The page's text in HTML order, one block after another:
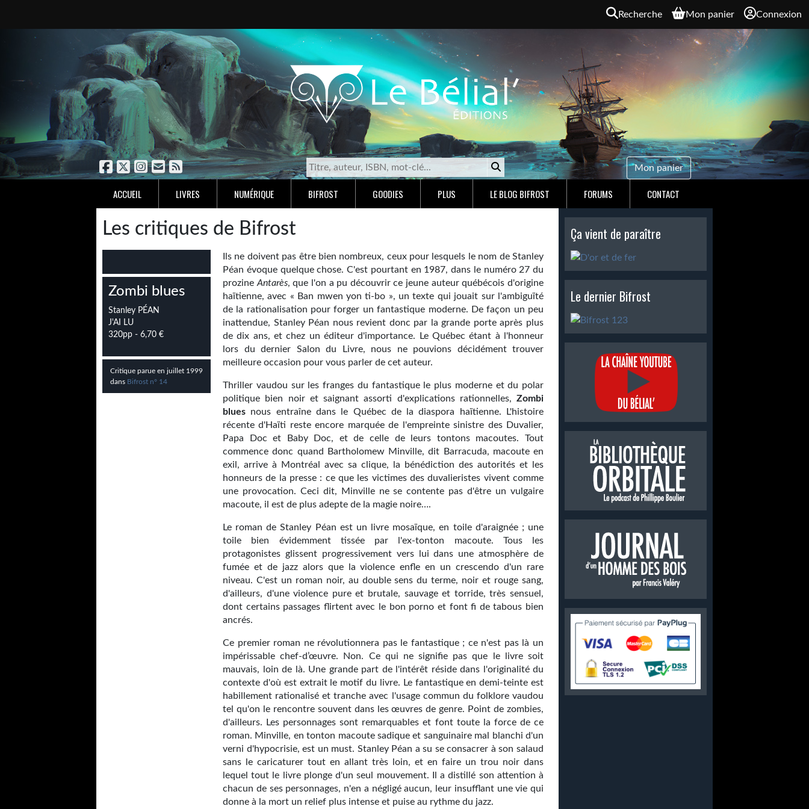
Recherche Mon panier Connexion
Mon panier
ACCUEIL LIVRES NUMÉRIQUE BIFROST GOODIES PLUS LE BLOG BIFROST FORUMS CONTACT
Les critiques de Bifrost
Zombi blues
Stanley PÉAN
J'AI LU
320pp - 6,70 €
Critique parue en juillet 1999
dans Bifrost n° 14
Ils ne doivent pas être bien nombreux, ceux pour lesquels le nom de Stanley
Péan évoque quelque chose. C'est pourtant en 1987, dans le numéro 27 du
prozine Antarès, que l'on a pu découvrir ce jeune auteur québécois d'origine
haïtienne, avec « Ban mwen yon ti-bo », un texte qui jouait sur l'ambiguïté
de la rationalisation pour forger un fantastique moderne. De façon un peu
inattendue, Stanley Péan nous revient donc par la grande porte après plus
de dix ans, et chez un éditeur d'importance. Le Québec étant à l'honneur
lors du dernier Salon du Livre, nous ne pouvions décidément trouver
meilleure occasion pour vous parler de cet auteur.
Thriller vaudou sur les franges du fantastique le plus moderne et du polar
politique bien noir et saignant assorti d'explications rationnelles, Zombi
blues nous entraîne dans le Québec de la diaspora haïtienne. L'histoire
récente d'Haïti reste encore marquée de l'empreinte sinistre des Duvalier,
Papa Doc et Baby Doc, et de celle de leurs tontons macoutes. Tout
commence donc quand Bartholomew Minville, dit Barracuda, macoute en
exil, arrive à Montréal avec sa clique, la bénédiction des autorités et les
honneurs de la presse : ce que les victimes des duvalieristes vivent comme
une provocation. Ceci dit, Minville ne se contente pas d'être un vulgaire
macoute, il est de plus adepte de la magie noire….
Le roman de Stanley Péan est un livre mosaïque, en toile d'araignée ; une
toile bien évidemment tissée par l'ex-tonton macoute. Tous les
protagonistes glissent progressivement vers lui dans une atmosphère de
fumée et de jazz alors que la violence enfle en un crescendo d'un rare
niveau. C'est un roman noir, au double sens du terme, noir et rouge sang,
d'ailleurs, d'une violence pure et brutale, sauvage et torride, très sensuel,
dont certains passages flirtent avec le bon porno et font fi de tabous bien
ancrés.
Ce premier roman ne révolutionnera pas le fantastique ; ce n'est pas là un
impérissable chef-d’œuvre. Non. Ce qui ne signifie pas que le livre soit
mauvais, loin de là. Une grande part de l'intérêt réside dans l'originalité du
contexte d'où est extrait le motif du livre. Le fantastique en demi-teinte est
habillement rationalisé et tranche avec l'usage commun du folklore vaudou
tel qu'on le rencontre souvent dans les œuvres de genre. Point de zombies,
d'ailleurs. Les personnages sont remarquables et font toute la force de ce
roman. Minville, en tonton macoute sadique et sanguinaire mal blanchi d'un
verni d'hypocrisie, est un must. Stanley Péan a su se consacrer à son salaud
sans le caricaturer tout en allant très loin, et en faire un trou noir dans
lequel tout le livre plonge d'un seul mouvement. Il a distillé son attention à
chacun de ses personnages, n'en a négligé aucun, leur insufflant une vie qui
donne à la mort un relief plus intense et puise au rythme du jazz.
Ça vient de paraître
Le dernier Bifrost